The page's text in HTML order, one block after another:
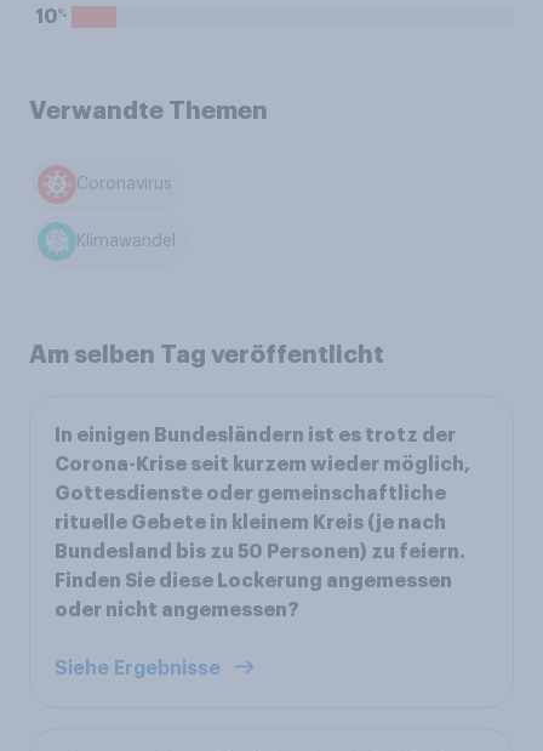
10%
Verwandte Themen
Coronavirus
Klimawandel
Am selben Tag veröffentlicht
In einigen Bundesländern ist es trotz der
Corona-Krise seit kurzem wieder möglich,
Gottesdienste oder gemeinschaftliche
rituelle Gebete in kleinem Kreis (je nach
Bundesland bis zu 50 Personen) zu feiern.
Finden Sie diese Lockerung angemessen
oder nicht angemessen?
Siehe Ergebnisse